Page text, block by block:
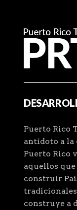
Puerto Rico
antídoto a la
Puerto Rico
aquellos
construir
tradicionales
construye a